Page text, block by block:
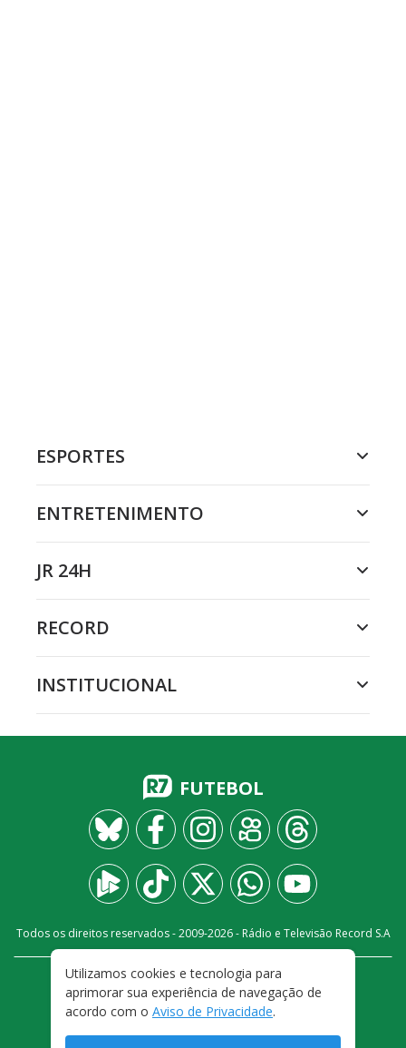
ESPORTES
ENTRETENIMENTO
JR 24H
RECORD
INSTITUCIONAL
FUTEBOL
Todos os direitos reservados - 2009-2026- Rádio e Televisão Record S.A
FALE CONOSCO
PRIVACIDADE
TERMOS E CONDIÇÕES DE USO
Utilizamos cookies e tecnologia para
aprimorar sua experiência de navegação de
acordo com o Aviso de Privacidade.